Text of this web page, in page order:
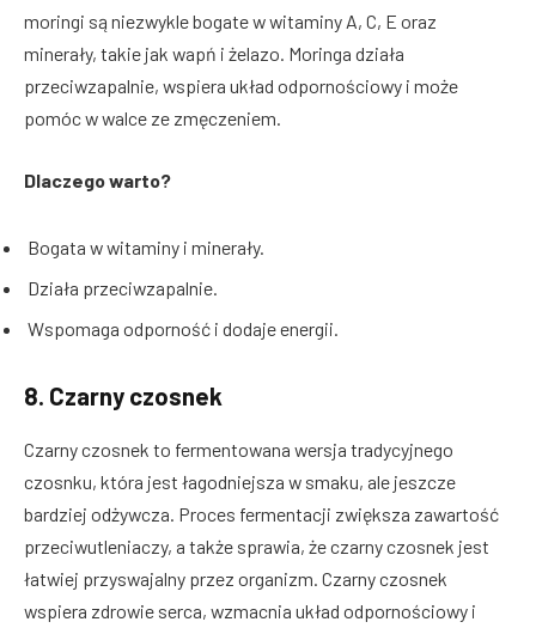
moringi są niezwykle bogate w witaminy A, C, E oraz
minerały, takie jak wapń i żelazo. Moringa działa
przeciwzapalnie, wspiera układ odpornościowy i może
pomóc w walce ze zmęczeniem.
Dlaczego warto?
Bogata w witaminy i minerały.
Działa przeciwzapalnie.
Wspomaga odporność i dodaje energii.
8. Czarny czosnek
Czarny czosnek to fermentowana wersja tradycyjnego
czosnku, która jest łagodniejsza w smaku, ale jeszcze
bardziej odżywcza. Proces fermentacji zwiększa zawartość
przeciwutleniaczy, a także sprawia, że czarny czosnek jest
łatwiej przyswajalny przez organizm. Czarny czosnek
wspiera zdrowie serca, wzmacnia układ odpornościowy i